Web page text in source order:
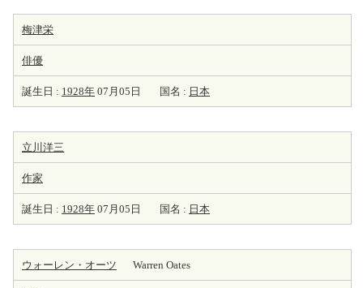
梅津栄
俳優
誕生日 : 1928年 07月05日 国名 : 日本
立川洋三
作家
誕生日 : 1928年 07月05日 国名 : 日本
ウォーレン・オーツ Warren Oates